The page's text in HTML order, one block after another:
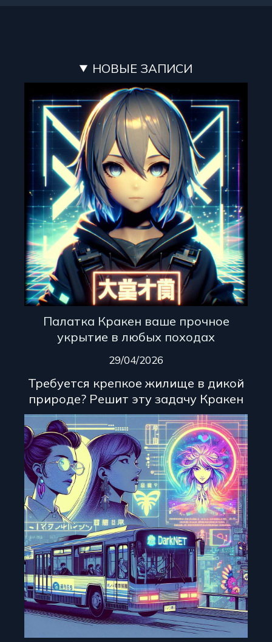
НОВЫЕ ЗАПИСИ
Палатка Кракен ваше прочное
укрытие в любых походах
29/04/2026
Требуется крепкое жилище в дикой
природе? Решит эту задачу Кракен